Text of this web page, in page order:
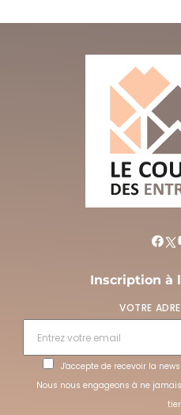
Inscription à
VOTRE
J'accepte de recevoir la
Nous nous engageons à ne